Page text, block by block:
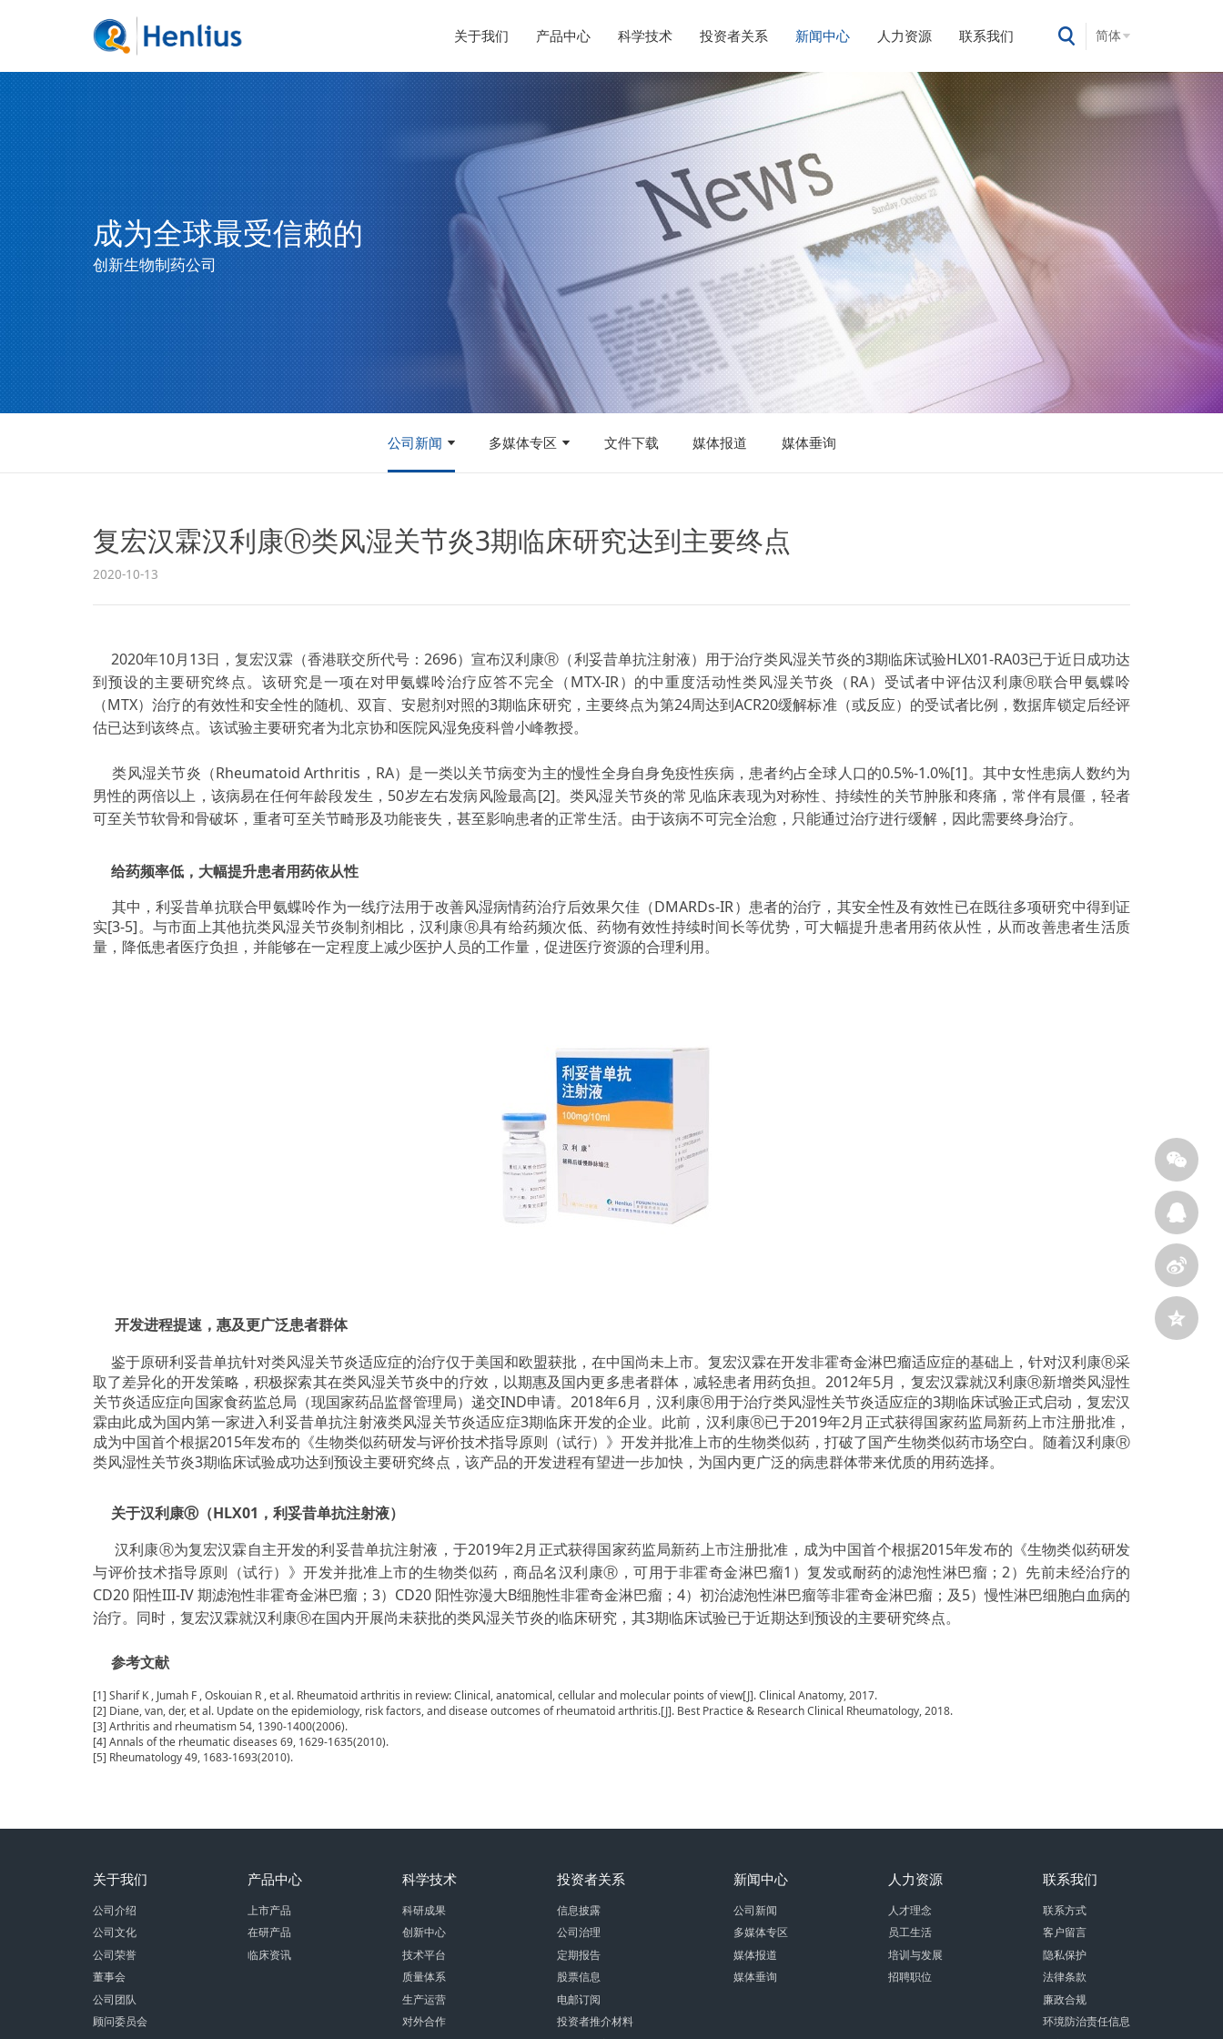
关于我们 产品中心 科学技术 投资者关系 新闻中心 人力资源 联系我们 简体
成为全球最受信赖的
创新生物制药公司
公司新闻 多媒体专区 文件下载 媒体报道 媒体垂询
复宏汉霖汉利康Ⓡ类风湿关节炎3期临床研究达到主要终点
2020-10-13
2020年10月13日，复宏汉霖（香港联交所代号：2696）宣布汉利康Ⓡ（利妥昔单抗注射液）用于治疗类风湿关节炎的3期临床试验HLX01-RA03已于近日成功达
到预设的主要研究终点。该研究是一项在对甲氨蝶呤治疗应答不完全（MTX-IR）的中重度活动性类风湿关节炎（RA）受试者中评估汉利康Ⓡ联合甲氨蝶呤
（MTX）治疗的有效性和安全性的随机、双盲、安慰剂对照的3期临床研究，主要终点为第24周达到ACR20缓解标准（或反应）的受试者比例，数据库锁定后经评
估已达到该终点。该试验主要研究者为北京协和医院风湿免疫科曾小峰教授。
类风湿关节炎（Rheumatoid Arthritis，RA）是一类以关节病变为主的慢性全身自身免疫性疾病，患者约占全球人口的0.5%-1.0%[1]。其中女性患病人数约为
男性的两倍以上，该病易在任何年龄段发生，50岁左右发病风险最高[2]。类风湿关节炎的常见临床表现为对称性、持续性的关节肿胀和疼痛，常伴有晨僵，轻者
可至关节软骨和骨破坏，重者可至关节畸形及功能丧失，甚至影响患者的正常生活。由于该病不可完全治愈，只能通过治疗进行缓解，因此需要终身治疗。
给药频率低，大幅提升患者用药依从性
其中，利妥昔单抗联合甲氨蝶呤作为一线疗法用于改善风湿病情药治疗后效果欠佳（DMARDs-IR）患者的治疗，其安全性及有效性已在既往多项研究中得到证
实[3-5]。与市面上其他抗类风湿关节炎制剂相比，汉利康Ⓡ具有给药频次低、药物有效性持续时间长等优势，可大幅提升患者用药依从性，从而改善患者生活质
量，降低患者医疗负担，并能够在一定程度上减少医护人员的工作量，促进医疗资源的合理利用。
开发进程提速，惠及更广泛患者群体
鉴于原研利妥昔单抗针对类风湿关节炎适应症的治疗仅于美国和欧盟获批，在中国尚未上市。复宏汉霖在开发非霍奇金淋巴瘤适应症的基础上，针对汉利康Ⓡ采
取了差异化的开发策略，积极探索其在类风湿关节炎中的疗效，以期惠及国内更多患者群体，减轻患者用药负担。2012年5月，复宏汉霖就汉利康Ⓡ新增类风湿性
关节炎适应症向国家食药监总局（现国家药品监督管理局）递交IND申请。2018年6月，汉利康Ⓡ用于治疗类风湿性关节炎适应症的3期临床试验正式启动，复宏汉
霖由此成为国内第一家进入利妥昔单抗注射液类风湿关节炎适应症3期临床开发的企业。此前，汉利康Ⓡ已于2019年2月正式获得国家药监局新药上市注册批准，
成为中国首个根据2015年发布的《生物类似药研发与评价技术指导原则（试行）》开发并批准上市的生物类似药，打破了国产生物类似药市场空白。随着汉利康Ⓡ
类风湿性关节炎3期临床试验成功达到预设主要研究终点，该产品的开发进程有望进一步加快，为国内更广泛的病患群体带来优质的用药选择。
关于汉利康Ⓡ（HLX01，利妥昔单抗注射液）
汉利康Ⓡ为复宏汉霖自主开发的利妥昔单抗注射液，于2019年2月正式获得国家药监局新药上市注册批准，成为中国首个根据2015年发布的《生物类似药研发
与评价技术指导原则（试行）》开发并批准上市的生物类似药，商品名汉利康Ⓡ，可用于非霍奇金淋巴瘤1）复发或耐药的滤泡性淋巴瘤；2）先前未经治疗的
CD20 阳性III-IV 期滤泡性非霍奇金淋巴瘤；3）CD20 阳性弥漫大B细胞性非霍奇金淋巴瘤；4）初治滤泡性淋巴瘤等非霍奇金淋巴瘤；及5）慢性淋巴细胞白血病的
治疗。同时，复宏汉霖就汉利康Ⓡ在国内开展尚未获批的类风湿关节炎的临床研究，其3期临床试验已于近期达到预设的主要研究终点。
参考文献
[1] Sharif K , Jumah F , Oskouian R , et al. Rheumatoid arthritis in review: Clinical, anatomical, cellular and molecular points of view[J]. Clinical Anatomy, 2017.
[2] Diane, van, der, et al. Update on the epidemiology, risk factors, and disease outcomes of rheumatoid arthritis.[J]. Best Practice & Research Clinical Rheumatology, 2018.
[3] Arthritis and rheumatism 54, 1390-1400(2006).
[4] Annals of the rheumatic diseases 69, 1629-1635(2010).
[5] Rheumatology 49, 1683-1693(2010).
关于我们
公司介绍
公司文化
公司荣誉
董事会
公司团队
顾问委员会
产品中心
上市产品
在研产品
临床资讯
科学技术
科研成果
创新中心
技术平台
质量体系
生产运营
对外合作
投资者关系
信息披露
公司治理
定期报告
股票信息
电邮订阅
投资者推介材料
新闻中心
公司新闻
多媒体专区
媒体报道
媒体垂询
人力资源
人才理念
员工生活
培训与发展
招聘职位
联系我们
联系方式
客户留言
隐私保护
法律条款
廉政合规
环境防治责任信息